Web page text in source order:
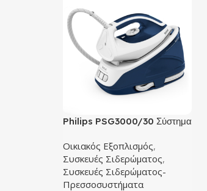
Philips PSG3000/30 Σύστημα
Οικιακός Εξοπλισμός,
Συσκευές Σιδερώματος,
Συσκευές Σιδερώματος-
Πρεσσοσυστήματα